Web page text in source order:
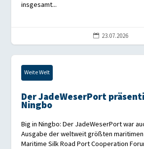
insgesamt...
 23.07.2026
Weite Welt
Der JadeWeserPort
Ningbo
Big in Ningbo: Der JadeWeserPort war
Ausgabe der weltweit größten
Maritime Silk Road Port Cooperation